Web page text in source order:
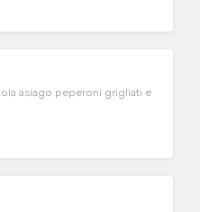
asiago peperoni grigliati e